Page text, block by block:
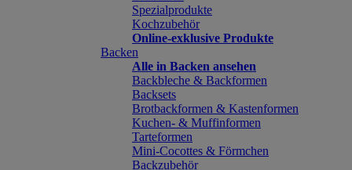
Spezialprodukte
Kochzubehör
Online-exklusive Produkte
Backen
Alle in Backen ansehen
Backbleche & Backformen
Backsets
Brotbackformen & Kastenformen
Kuchen- & Muffinformen
Tarteformen
Mini-Cocottes & Förmchen
Backzubehör